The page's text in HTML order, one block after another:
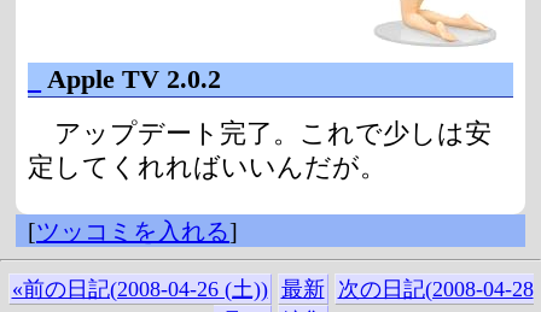
Apple TV 2.0.2
アップデート完了。これで少しは安
定してくれればいいんだが。
[ツッコミを入れる]
«前の日記(2008-04-26 (土)) 最新
次の日記(2008-04-28